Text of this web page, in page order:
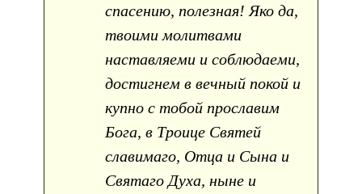
спасению, полезная! Яко да,
твоими молитвами
наставляеми и соблюдаеми,
достигнем в вечный покой и
купно с тобой прославим
Бога, в Троице Святей
славимаго, Отца и Сына и
Святаго Духа, ныне и